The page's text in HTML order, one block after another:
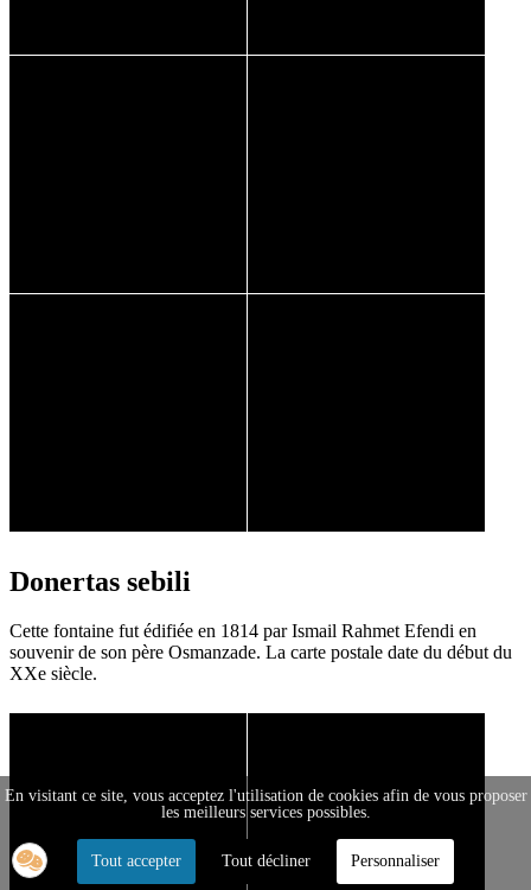
Donertas sebili
Cette fontaine fut édifiée en 1814 par Ismail Rahmet Efendi en
souvenir de son père Osmanzade. La carte postale date du début du
XXe siècle.
En visitant ce site, vous acceptez l'utilisation de cookies afin de vous proposer
les meilleurs services possibles.
Tout accepter Tout décliner Personnaliser